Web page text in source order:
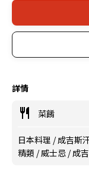
詳情
菜餚
日本料理 / 成吉斯
精類 / 威士忌 / 成